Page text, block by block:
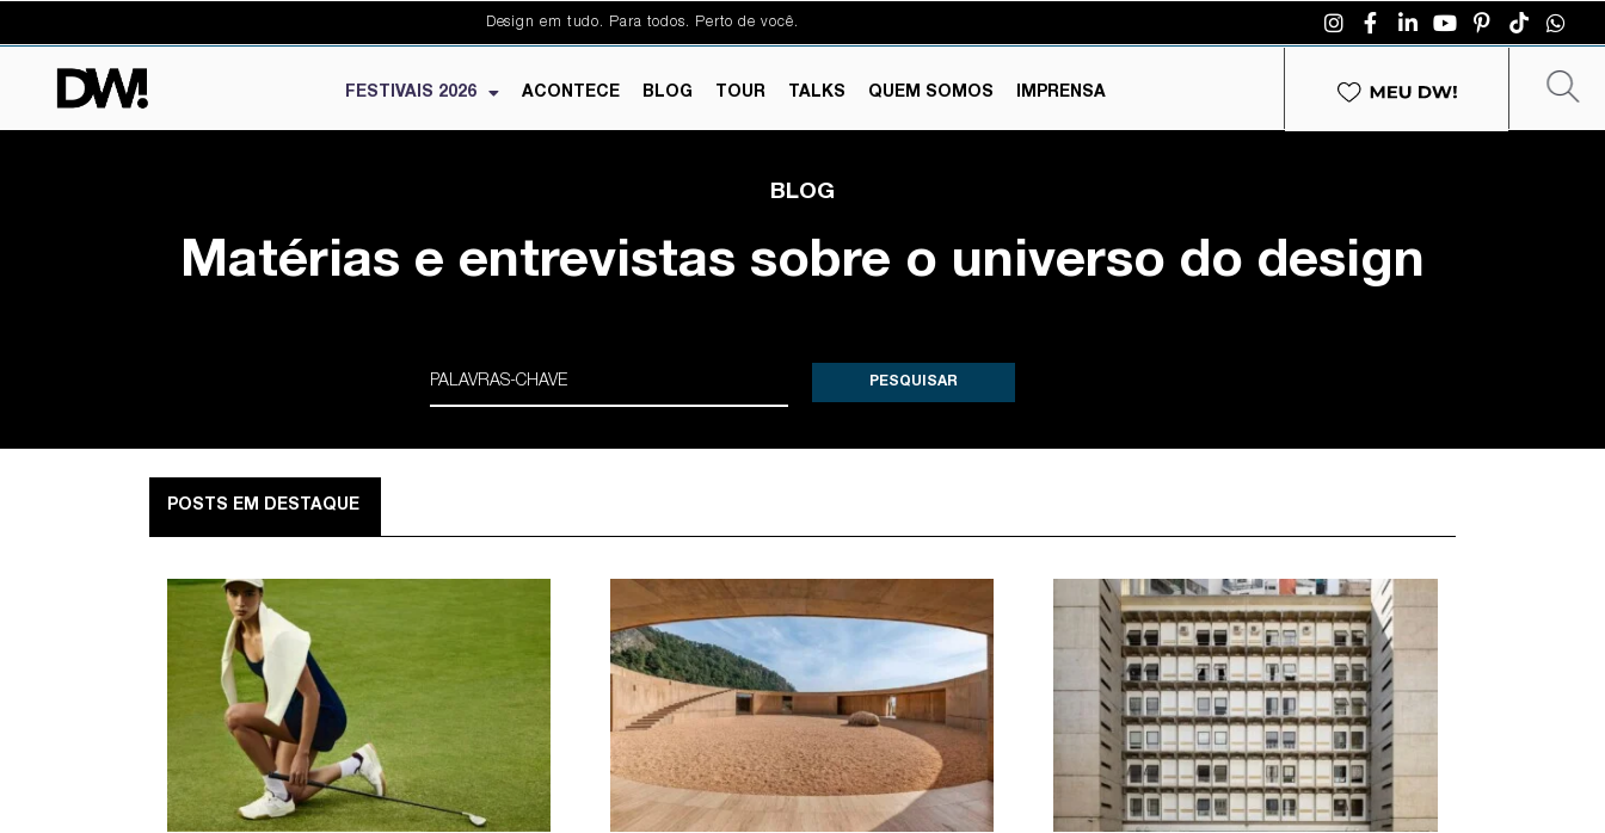
Design em tudo. Para todos. Perto de você.
FESTIVAIS 2026 ACONTECE BLOG TOUR TALKS QUEM SOMOS IMPRENSA
BLOG
Matérias e entrevistas sobre o universo do design
PESQUISAR
POSTS EM DESTAQUE